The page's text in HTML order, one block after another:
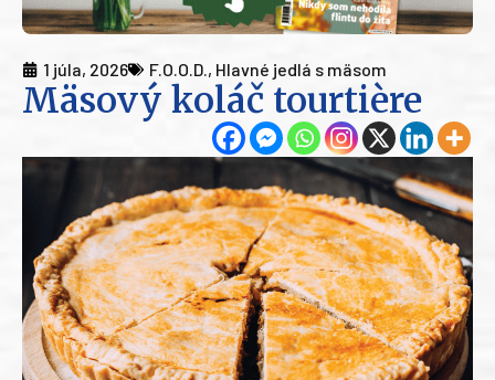
1 júla, 2026 F.O.O.D., Hlavné jedlá s mäsom
Mäsový koláč tourtière